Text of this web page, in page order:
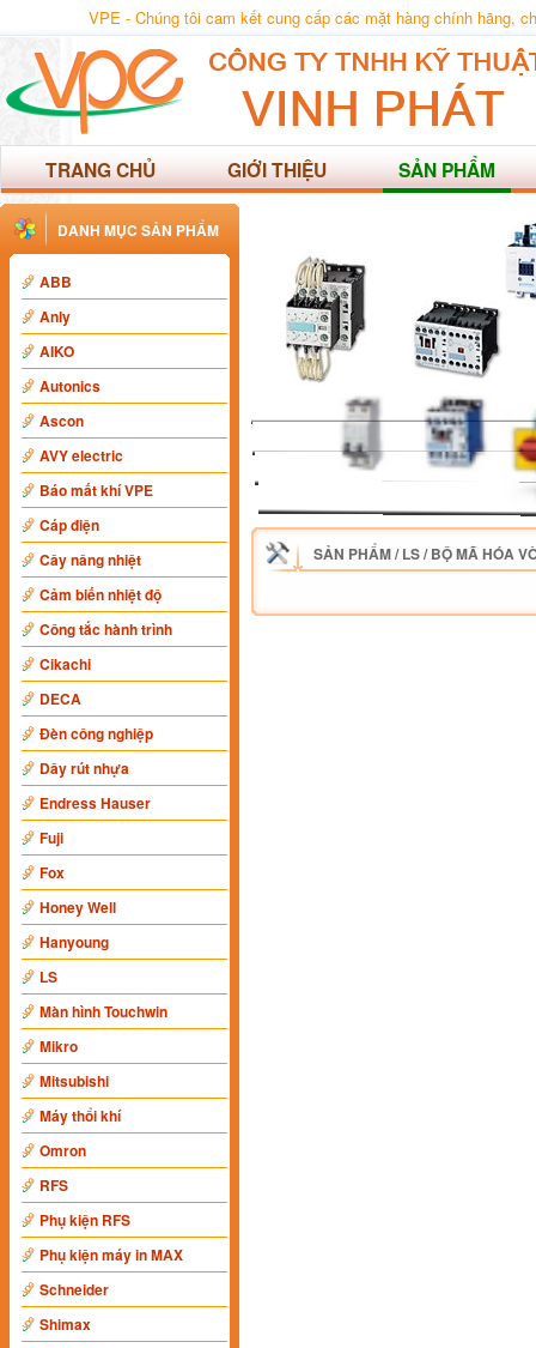
VPE - Chúng tôi cam kết cung cấp các mặt hàng chính hãng,
TRANG CHỦ GIỚI THIỆU SẢN PHẨM
DANH MỤC SẢN PHẨM
ABB
Anly
AIKO
Autonics
Ascon
AVY electric
Báo mất khí VPE
Cáp điện
Cây nâng nhiệt
Cảm biến nhiệt độ
Công tắc hành trình
Cikachi
DECA
Đèn công nghiệp
Dây rút nhựa
Endress Hauser
Fuji
Fox
Honey Well
Hanyoung
LS
Màn hình Touchwin
Mikro
Mitsubishi
Máy thổi khí
Omron
RFS
Phụ kiện RFS
Phụ kiện máy in MAX
Schneider
Shimax
SẢN PHẨM/LS/BỘ MÃ HÓA